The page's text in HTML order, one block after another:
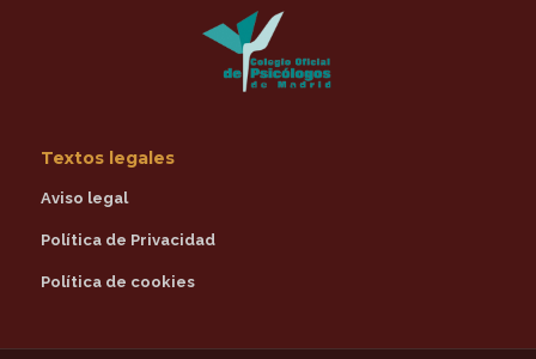
Textos legales
Aviso legal
Política de Privacidad
Política de cookies